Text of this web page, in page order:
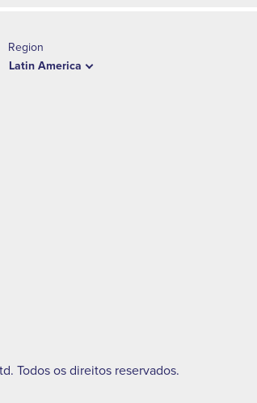
Region
Latin America
Todos os direitos reservados.